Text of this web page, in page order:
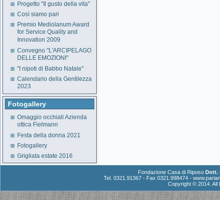
Progetto "Il gusto della vita"
Così siamo pari
Premio Mediolanum Award
for Service Quality and
Innovation 2009
Convegno "L'ARCIPELAGO
DELLE EMOZIONI"
"I nipoti di Babbo Natale"
Calendario della Gentilezza
2023
Fotogallery
Omaggio occhiali Azienda
ottica Fielmann
Festa della donna 2021
Fotogallery
Grigliata estate 2016
Fondazione Casa di RiposoDott.
Tel. 0321.91367 - Fax 0321.998474 -
Copyright © 2014.